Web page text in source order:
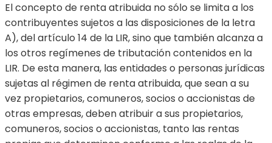
El concepto de renta atribuida no sólo se limita a los
contribuyentes sujetos a las disposiciones de la letra
A), del artículo 14 de la LIR, sino que también alcanza a
los otros regímenes de tributación contenidos en la
LIR. De esta manera, las entidades o personas jurídicas
sujetas al régimen de renta atribuida, que sean a su
vez propietarios, comuneros, socios o accionistas de
otras empresas, deben atribuir a sus propietarios,
comuneros, socios o accionistas, tanto las rentas